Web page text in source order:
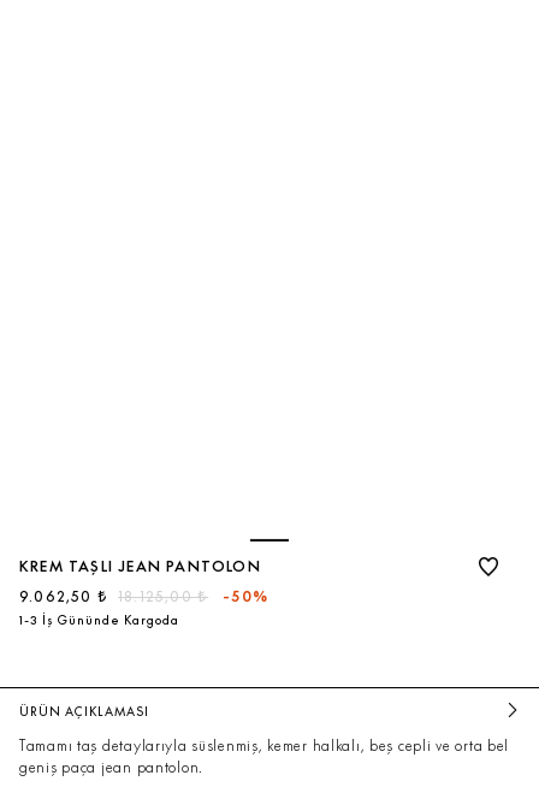
KREM TAŞLI JEAN PANTOLON
18.125,00 ₺
9.062,50 ₺ -50%
1-3 İş Gününde Kargoda
ÜRÜN AÇIKLAMASI
Tamamı taş detaylarıyla süslenmiş, kemer halkalı, beş cepli ve orta bel
geniş paça jean pantolon.